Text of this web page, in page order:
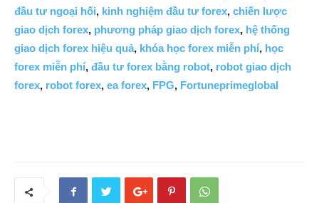
đầu tư ngoại hối, kinh nghiệm đầu tư forex, chiến lược
giao dịch forex, phương pháp giao dịch forex, hệ thống
giao dịch forex hiệu quả, khóa học forex miễn phí, học
forex miễn phí, đầu tư forex bằng robot, robot giao dịch
forex, robot forex, ea forex, FPG, Fortuneprimeglobal